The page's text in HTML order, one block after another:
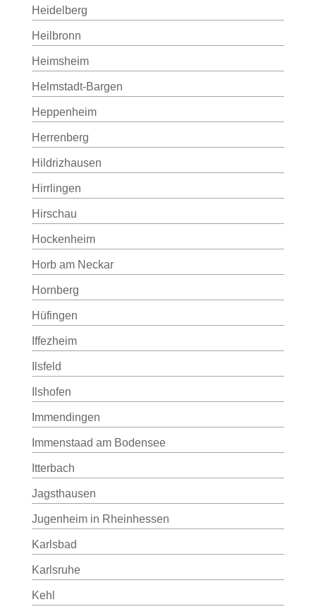
Heidelberg
Heilbronn
Heimsheim
Helmstadt-Bargen
Heppenheim
Herrenberg
Hildrizhausen
Hirrlingen
Hirschau
Hockenheim
Horb am Neckar
Hornberg
Hüfingen
Iffezheim
Ilsfeld
Ilshofen
Immendingen
Immenstaad am Bodensee
Itterbach
Jagsthausen
Jugenheim in Rheinhessen
Karlsbad
Karlsruhe
Kehl